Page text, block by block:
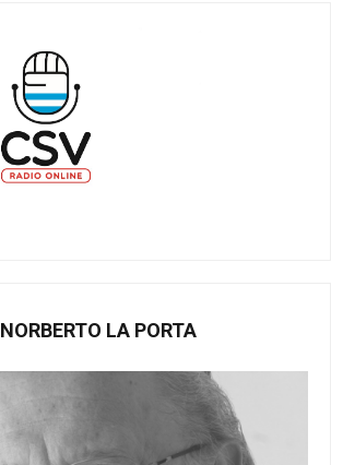
NORBERTO LA PORTA